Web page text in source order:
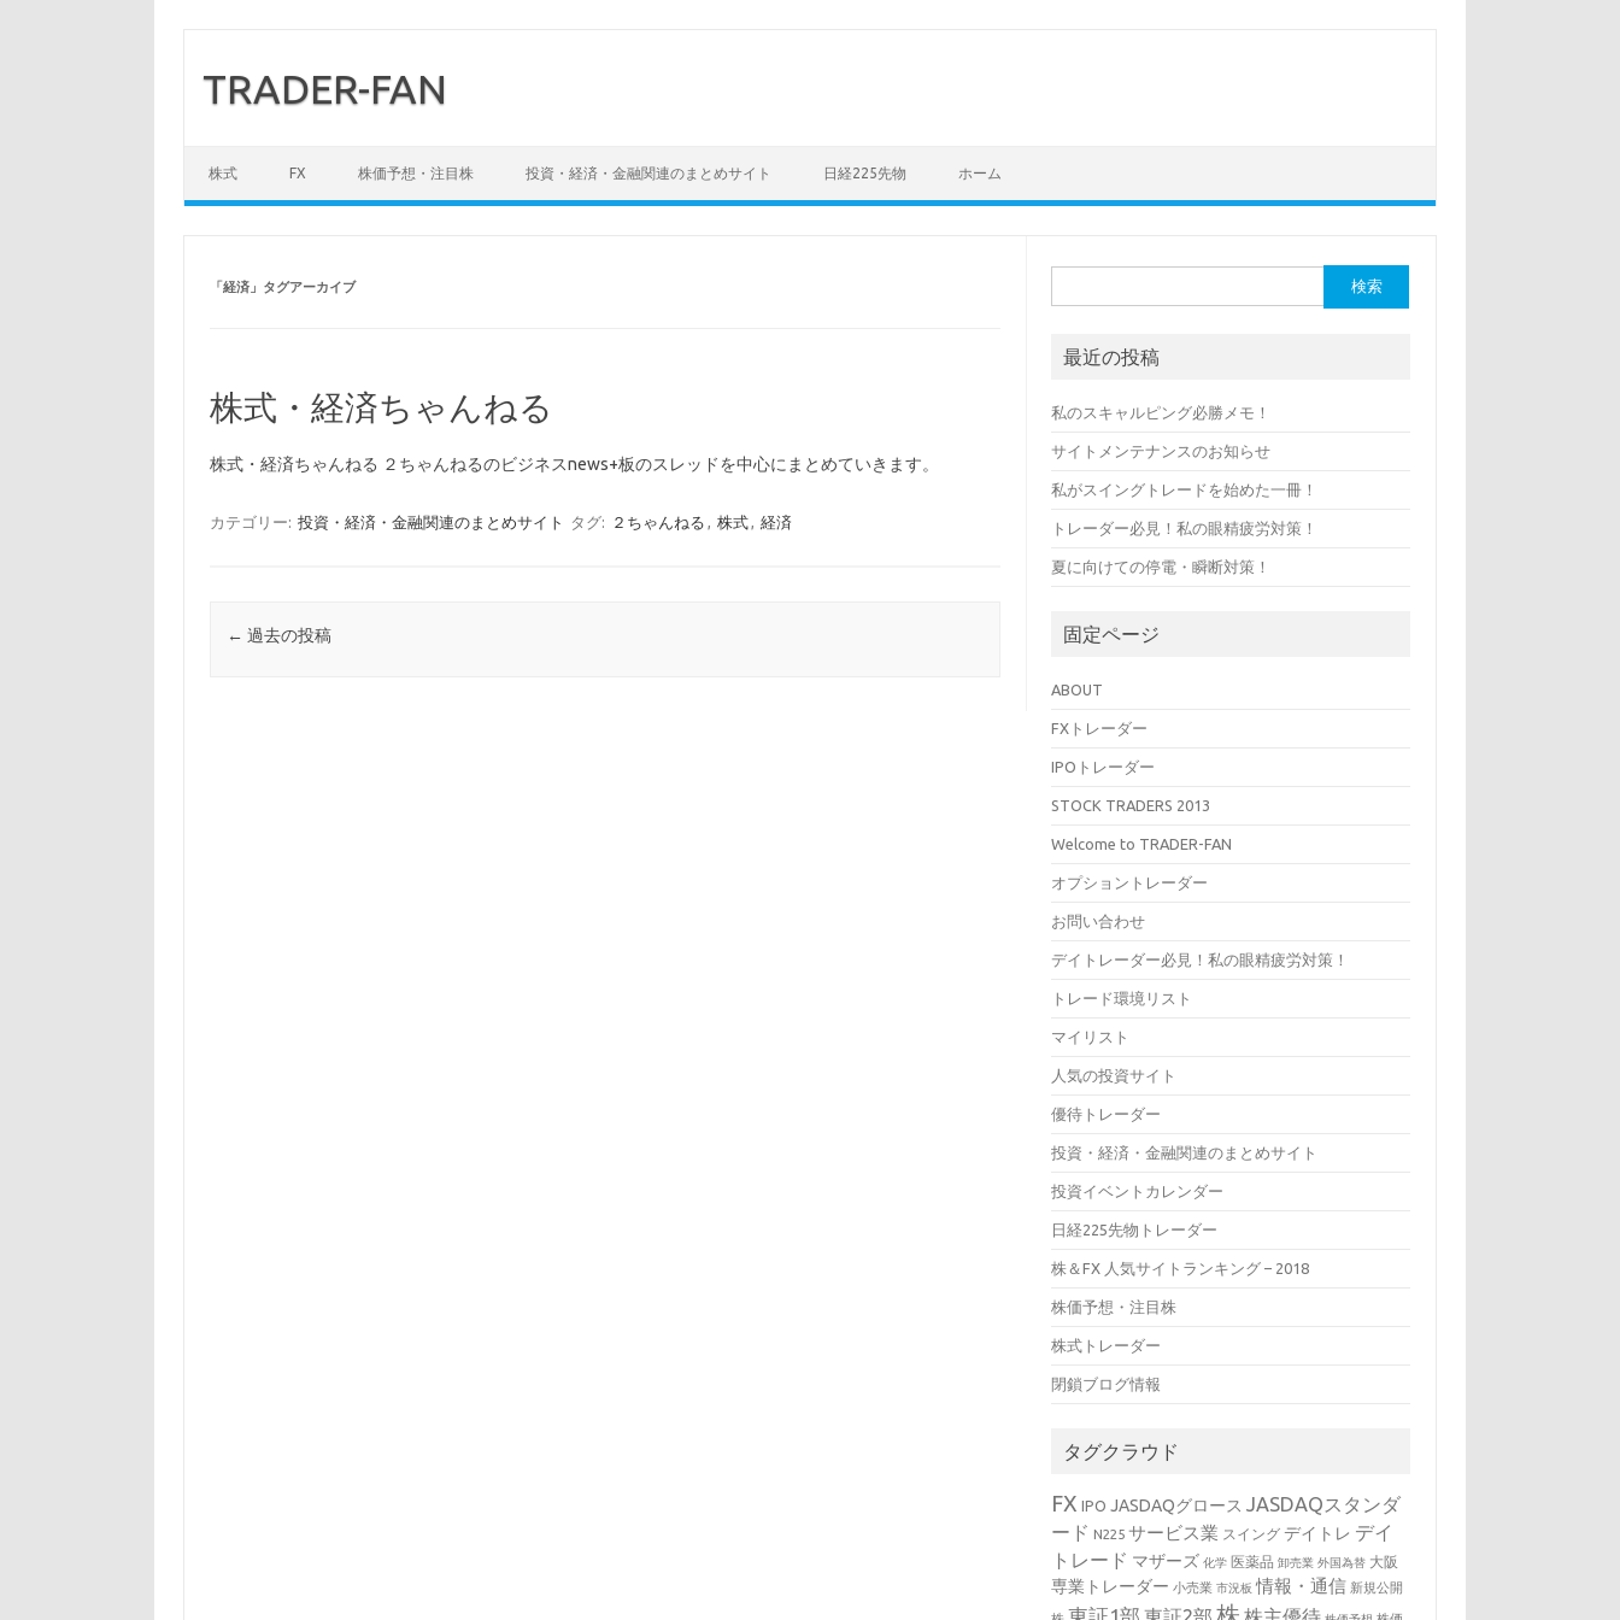
TRADER-FAN
株式 FX 株価予想・注目株 投資・経済・金融関連のまとめサイト 日経225先物 ホーム
「経済」タグアーカイブ
株式・経済ちゃんねる
株式・経済ちゃんねる ２ちゃんねるのビジネスnews+板のスレッドを中心にまとめていきます。
カテゴリー: 投資・経済・金融関連のまとめサイト タグ: ２ちゃんねる , 株式, 経済
投稿ナビゲーション
← 過去の投稿
索:
最近の投稿
私のスキャルピング必勝メモ！
サイトメンテナンスのお知らせ
私がスイングトレードを始めた一冊！
トレーダー必見！私の眼精疲労対策！
夏に向けての停電・瞬断対策！
固定ページ
ABOUT
FXトレーダー
IPOトレーダー
STOCK TRADERS 2013
Welcome to TRADER-FAN
オプショントレーダー
お問い合わせ
デイトレーダー必見！私の眼精疲労対策！
トレード環境リスト
マイリスト
人気の投資サイト
優待トレーダー
投資・経済・金融関連のまとめサイト
投資イベントカレンダー
日経225先物トレーダー
株＆FX 人気サイトランキング – 2018
株価予想・注目株
株式トレーダー
閉鎖ブログ情報
タグクラウド
FX IPO JASDAQグロース JASDAQスタンダ
ード N225 サービス業 スイング デイトレ デイ
トレード マザーズ 化学 医薬品 卸売業 外国為替 大阪
専業トレーダー 小売業 市況板 情報・通信 新規公開